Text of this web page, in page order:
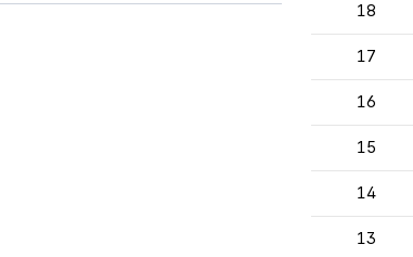
18
17
16
15
14
13